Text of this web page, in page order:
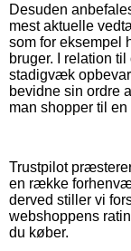
Desuden
mest aktuelle
som for eksempel
bruger. I relation
stadigvæk
bevidne sin ordre
man shopper til
Trustpilot
en række
derved stiller vi
webshoppens
du køber.